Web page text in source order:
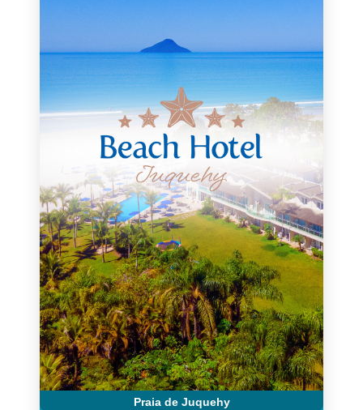
Praia de Juquehy